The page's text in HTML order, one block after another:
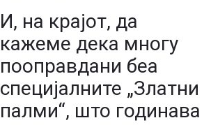
И, на крајот, да
кажеме дека многу
пооправдани беа
специјалните „Златни
палми“, што годинава